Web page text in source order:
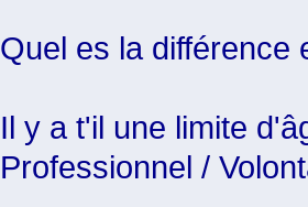
Quel es la différence
Il y a t'il une limite
Professionnel /